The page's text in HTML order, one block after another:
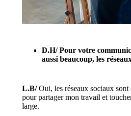
D.H/ Pour votre
aussi beaucoup, les
L.B/Oui, les réseaux sociaux sont
pour partager mon travail et
large.